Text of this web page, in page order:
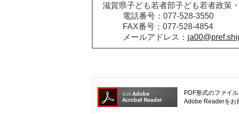
滋賀県子ども若者部子ども若者政策
電話番号：077-528-3550
FAX番号：077-528-4854
メールアドレス：
PDF形式のファイ
Adobe Readerをお